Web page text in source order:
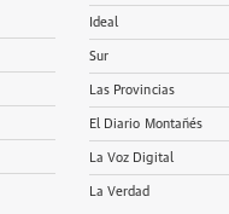
Ideal
Sur
Las Provincias
El Diario Montañés
La Voz Digital
La Verdad